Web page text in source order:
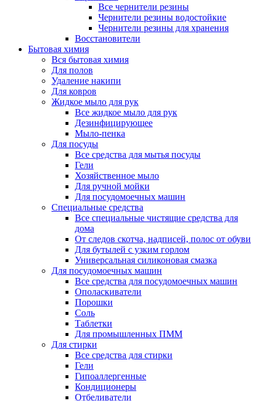
Все чернители резины
Чернители резины водостойкие
Чернители резины для хранения
Восстановители
Бытовая химия
Вся бытовая химия
Для полов
Удаление накипи
Для ковров
Жидкое мыло для рук
Все жидкое мыло для рук
Дезинфицирующее
Мыло-пенка
Для посуды
Все средства для мытья посуды
Гели
Хозяйственное мыло
Для ручной мойки
Для посудомоечных машин
Специальные средства
Все специальные чистящие средства для
дома
От следов скотча, надписей, полос от обуви
Для бутылей с узким горлом
Универсальная силиконовая смазка
Для посудомоечных машин
Все средства для посудомоечных машин
Ополаскиватели
Порошки
Соль
Таблетки
Для промышленных ПММ
Для стирки
Все средства для стирки
Гели
Гипоаллергенные
Кондиционеры
Отбеливатели